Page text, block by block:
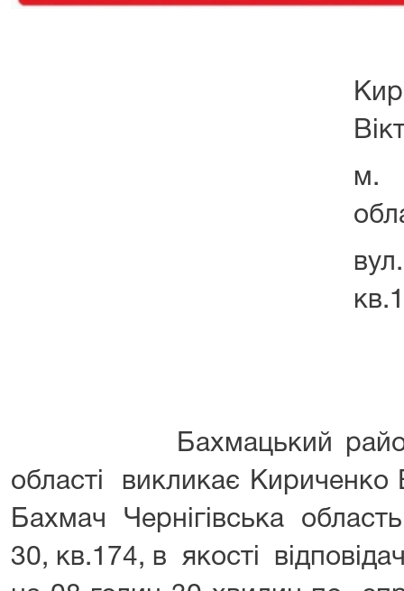
м.
Бахмацький районний
області викликає Кириченко
Бахмач Чернігівська
30, кв.174, в якості